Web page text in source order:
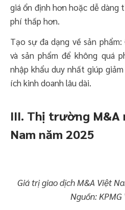
giá ổn định hơn hoặc dễ
phí thấp hơn.
Tạo sự đa dạng về sản
và sản phẩm để không quá
nhập khẩu duy nhất giúp
ích kinh doanh lâu dài.
III. Thị trường M&A
Nam năm 2025
Giá trị giao dịch M&A Việt
Nguồn: